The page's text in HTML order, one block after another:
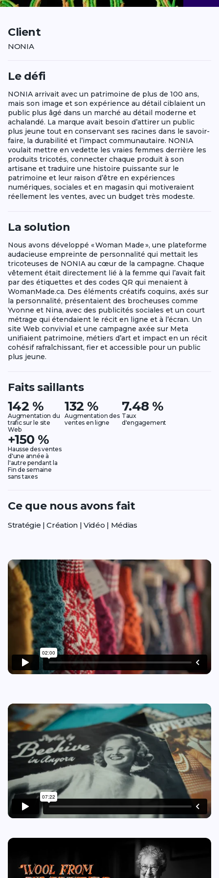
Client
NONIA
Le défi
NONIA arrivait avec un patrimoine de plus de 100 ans,
mais son image et son expérience au détail ciblaient un
public plus âgé dans un marché au détail moderne et
achalandé. La marque avait besoin d’attirer un public
plus jeune tout en conservant ses racines dans le savoir-
faire, la durabilité et l’impact communautaire. NONIA
voulait mettre en vedette les vraies femmes derrière les
produits tricotés, connecter chaque produit à son
artisane et traduire une histoire puissante sur le
patrimoine et leur raison d’être en expériences
numériques, sociales et en magasin qui motiveraient
réellement les ventes, avec un budget très modeste.
La solution
Nous avons développé « Woman Made », une plateforme
audacieuse empreinte de personnalité qui mettait les
tricoteuses de NONIA au cœur de la campagne. Chaque
vêtement était directement lié à la femme qui l’avait fait
par des étiquettes et des codes QR qui menaient à
WomanMade.ca. Des éléments créatifs coquins, axés sur
la personnalité, présentaient des brocheuses comme
Yvonne et Nina, avec des publicités sociales et un court
métrage qui étendaient le récit en ligne et à l’écran. Un
site Web convivial et une campagne axée sur Meta
unifiaient patrimoine, métiers d’art et impact en un récit
cohésif rafraîchissant, fier et accessible pour un public
plus jeune.
Faits saillants
142 %
Augmentation du
trafic sur le site
Web
132 %
Augmentation des
ventes en ligne
7.48 %
Taux
d'engagement
+150 %
Hausse des ventes
d'une année à
l'autre pendant la
Fin de semaine
sans taxes
Ce que nous avons fait
Stratégie | Création | Vidéo | Médias
Play video
Play video